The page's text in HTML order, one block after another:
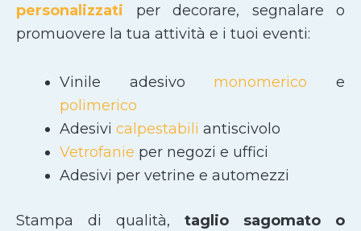
personalizzati per decorare, segnalare o
promuovere la tua attività e i tuoi eventi:
Vinile adesivo monomerico e
polimerico
Adesivi calpestabili antiscivolo
Vetrofanie per negozi e uffici
Adesivi per vetrine e automezzi
Stampa di qualità, taglio sagomato
o